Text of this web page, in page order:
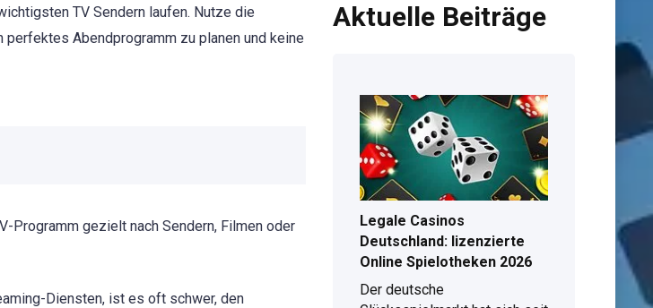
TV Sendern laufen. Nutze die
Abendprogramm zu planen und keine
Programm gezielt nach Sendern, Filmen oder
Diensten, ist es oft schwer, den
Aktuelle Beiträge
Legale Casinos
Deutschland: lizenzierte
Online Spielotheken 2026
Der deutsche